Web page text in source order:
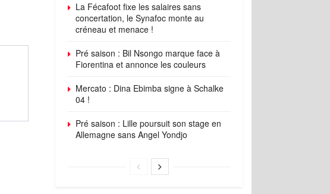
La Fécafoot fixe les salaires sans
concertation, le Synafoc monte au
créneau et menace !
Pré saison : Bil Nsongo marque face à
Fiorentina et annonce les couleurs
Mercato : Dina Ebimba signe à Schalke
04 !
Pré saison : Lille poursuit son stage en
Allemagne sans Angel Yondjo